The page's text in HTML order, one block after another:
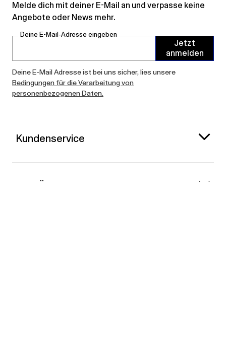
Melde dich mit deiner E-Mail an und verpasse keine
Angebote oder News mehr.
Deine E-Mail-Adresse eingeben
Jetzt
anmelden
Deine E-Mail Adresse ist bei uns sicher, lies unsere
Bedingungen für die Verarbeitung von
personenbezogenen Daten.
Kundenservice